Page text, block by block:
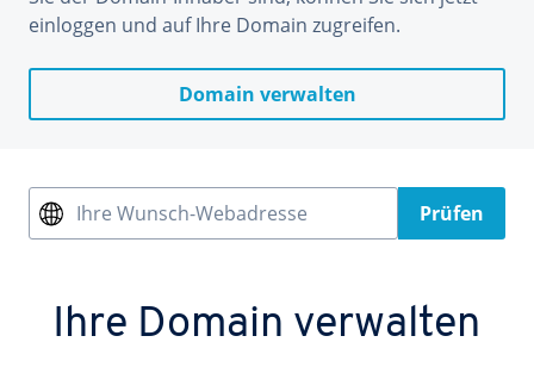
einloggen und auf Ihre Domain zugreifen.
Domain verwalten
Ihre Wunsch-Webadresse Prüfen
Ihre Domain verwalten